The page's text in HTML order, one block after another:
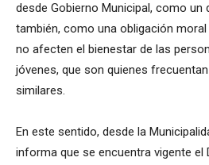
desde Gobierno Municipal, como un
también, como una obligación
no afecten el bienestar de las
jóvenes, que son quienes
similares.
En este sentido, desde la
informa que se encuentra vigente el